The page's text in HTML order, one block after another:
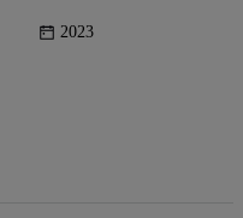
2023